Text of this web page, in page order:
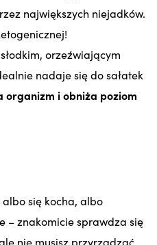
największych niejadków.
orzeźwiającym
nadaje się do sałatek
organizm i obniża poziom
się kocha, albo
– znakomicie sprawdza się
nie musisz przyrządzać